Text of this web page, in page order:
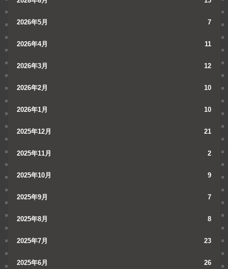
2026年5月 7
2026年4月 11
2026年3月 12
2026年2月 10
2026年1月 10
2025年12月 21
2025年11月 2
2025年10月 9
2025年9月 7
2025年8月 8
2025年7月 23
2025年6月 26